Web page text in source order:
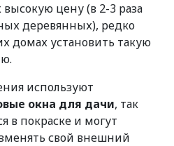
цену (в 2-3 раза
деревянных), редко
домах установить такую
используют
окна для дачи, так
в покраске и могут
свой внешний